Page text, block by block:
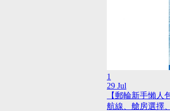
1
29 Jul
【郵輪新手懶人
航線、艙房選擇